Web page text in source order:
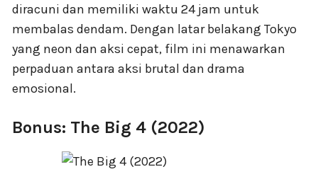
diracuni dan memiliki waktu 24 jam untuk
membalas dendam. Dengan latar belakang Tokyo
yang neon dan aksi cepat, film ini menawarkan
perpaduan antara aksi brutal dan drama
emosional.
Bonus: The Big 4 (2022)